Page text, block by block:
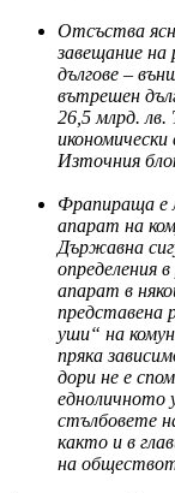
Отсъства
завещание
дългове –
вътрешен
26,5 млрд. лв.
Източния
Фрапираща е
апарат на
Държавна
определения
апарат в
уши“ на
пряка
дори не е
едноличното
стълбовете
както и в
на